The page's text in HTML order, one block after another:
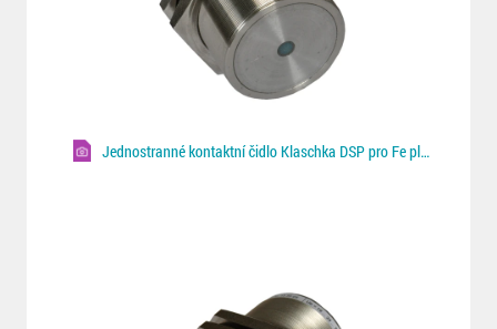
Jednostranné kontaktní čidlo Klaschka DSP pro Fe plechy